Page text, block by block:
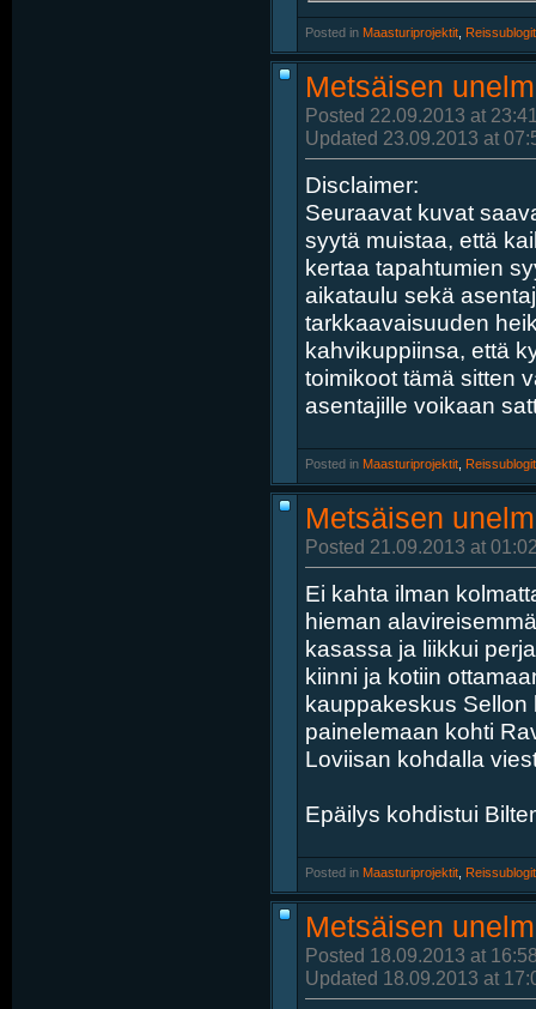
Posted in Maasturiprojektit Reissublogit
Metsäisen
Posted 22.09.2013 at
Updated 23.09.2013 at
Disclaimer:
Seuraavat kuvat
syytä muistaa, että
kertaa tapahtumien
aikataulu sekä
tarkkaavaisuuden
kahvikuppiinsa, että
toimikoot tämä sitten
asentajille voikaan
Posted in Maasturiprojektit Reissublogit
Metsäisen
Posted 21.09.2013 at
Ei kahta ilman
hieman
kasassa ja liikkui
kiinni ja kotiin
kauppakeskus Sellon
painelemaan kohti
Loviisan kohdalla
Epäilys kohdistui
Posted in Maasturiprojektit Reissublogit
Metsäisen
Posted 18.09.2013 at
Updated 18.09.2013 at